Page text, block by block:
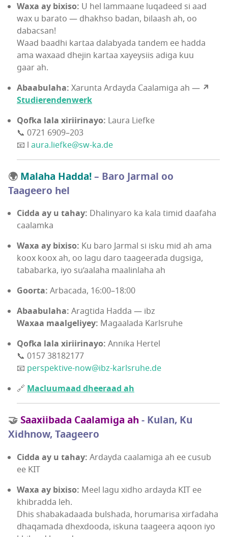
Waxa ay bixiso: U hel lammaane luqadeed si aad
wax u barato — dhakhso badan, bilaash ah, oo
dabacsan!
Waad baadhi kartaa dalabyada tandem ee hadda
ama waxaad dhejin kartaa xayeysiis adiga kuu
gaar ah.
Abaabulaha: Xarunta Ardayda Caalamiga ah — ↗
Studierendenwerk
Qofka lala xiriirinayo: Laura Liefke
📞 0721 6909–203
📧 l aura.liefke@sw-ka.de
🌍 Malaha Hadda!– Baro Jarmal oo
Taageero hel
Cidda ay u tahay: Dhalinyaro ka kala timid daafaha
caalamka
Waxa ay bixiso: Ku baro Jarmal si isku mid ah ama
koox koox ah, oo lagu daro taageerada dugsiga,
tababarka, iyo su’aalaha maalinlaha ah
Goorta: Arbacada, 16:00–18:00
Abaabulaha: Aragtida Hadda — ibz
Waxaa maalgeliyey: Magaalada Karlsruhe
Qofka lala xiriirinayo: Annika Hertel
📞 0157 38182177
📧 perspektive-now@ibz-karlsruhe.de
🔗 Macluumaad dheeraad ah
🤝Saaxiibada Caalamiga ah - Kulan, Ku
Xidhnow, Taageero
Cidda ay u tahay: Ardayda caalamiga ah ee cusub
ee KIT
Waxa ay bixiso: Meel lagu xidho ardayda KIT ee
khibradda leh.
Dhis shabakadaada bulshada, horumarisa xirfadaha
dhaqamada dhexdooda, iskuna taageera aqoon iyo